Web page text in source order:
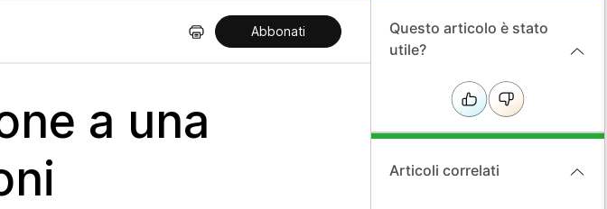
Abbonati
a una
Questo articolo è stato
utile?
Articoli correlati